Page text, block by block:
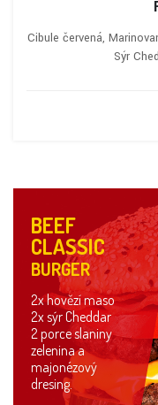
Cibule červená,
Sýr
BEEF
CLASSIC
BURGER
2x hovězí maso
2x sýr Cheddar
2 porce slaniny
zelenina a
majonézový
dresing.